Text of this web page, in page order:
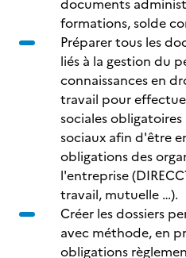
documents
formations, solde
Préparer tous les
liés à la gestion du
connaissances en
travail pour
sociales
sociaux afin d'être
obligations des
l'entreprise
travail, mutuelle …).
Créer les dossiers
avec méthode, en
obligations